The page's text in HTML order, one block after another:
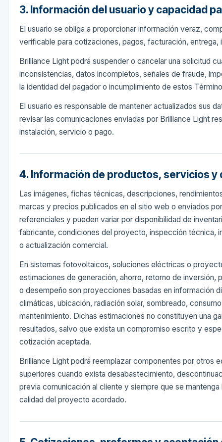
3. Información del usuario y capacidad
El usuario se obliga a proporcionar información veraz,
verificable para cotizaciones, pagos, facturación, entrega,
Brilliance Light podrá suspender o cancelar una solicitud
inconsistencias, datos incompletos, señales de fraude,
la identidad del pagador o incumplimiento de estos
El usuario es responsable de mantener actualizados sus
revisar las comunicaciones enviadas por Brilliance Light
instalación, servicio o pago.
4. Información de productos, servicios y
Las imágenes, fichas técnicas, descripciones,
marcas y precios publicados en el sitio web o enviados
referenciales y pueden variar por disponibilidad de
fabricante, condiciones del proyecto, inspección técnica,
o actualización comercial.
En sistemas fotovoltaicos, soluciones eléctricas o
estimaciones de generación, ahorro, retorno de inversión,
o desempeño son proyecciones basadas en información
climáticas, ubicación, radiación solar, sombreado,
mantenimiento. Dichas estimaciones no constituyen una
resultados, salvo que exista un compromiso escrito y
cotización aceptada.
Brilliance Light podrá reemplazar componentes por otros
superiores cuando exista desabastecimiento,
previa comunicación al cliente y siempre que se mantenga
calidad del proyecto acordado.